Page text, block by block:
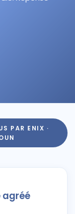
PAR ENIX ·
agréé